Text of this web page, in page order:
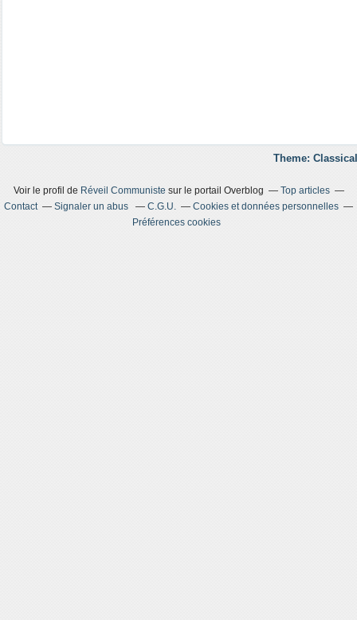
Theme:
Voir le profil de Réveil Communiste sur le portail Overblog
Top articles
Contact
Signaler un abus C.G.U.
Cookies et données personnelles
Préférences cookies